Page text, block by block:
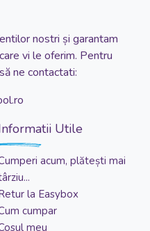
nostri și garantam
vi le oferim. Pentru
ne contactati:
Utile
acum, plătești mai
la Easybox
cumpar
meu